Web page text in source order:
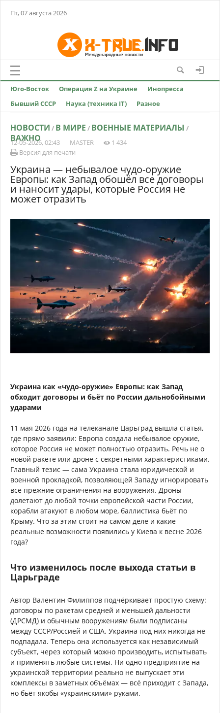
Пт, 07 августа 2026
Юго-Восток Операция Z на Украине
Инопресса
Бывший СССР
Наука (техника IT) Разное
НОВОСТИ / В МИРЕ / ВОЕННЫЕ МАТЕРИАЛЫ /
ВАЖНО
12-05-2026, 02:43 MASTER
1 434
Версия для печати
Украина — небывалое чудо-оружие
Европы: как Запад обошёл все договоры
и наносит удары, которые Россия не
может отразить
Украина как «чудо-оружие» Европы: как Запад
обходит договоры и бьёт по России дальнобойными
ударами
11 мая 2026 года на телеканале Царьград вышла статья,
где прямо заявили: Европа создала небывалое оружие,
которое Россия не может полностью отразить. Речь не о
новой ракете или дроне с секретными характеристиками.
Главный тезис — сама Украина стала юридической и
военной прокладкой, позволяющей Западу игнорировать
все прежние ограничения на вооружения. Дроны
долетают до любой точки европейской части России,
корабли атакуют в любом море, баллистика бьёт по
Крыму. Что за этим стоит на самом деле и какие
реальные возможности появились у Киева к весне 2026
года?
Что изменилось после выхода статьи в
Царьграде
Автор Валентин Филиппов подчёркивает простую схему:
договоры по ракетам средней и меньшей дальности
(ДРСМД) и обычным вооружениям были подписаны
между СССР/Россией и США. Украина под них никогда не
подпадала. Теперь она используется как независимый
субъект, через который можно производить, испытывать
и применять любые системы. Ни одно предприятие на
украинской территории реально не выпускает эти
комплексы в заметных объёмах — всё приходит с Запада,
но бьёт якобы «украинскими» руками.